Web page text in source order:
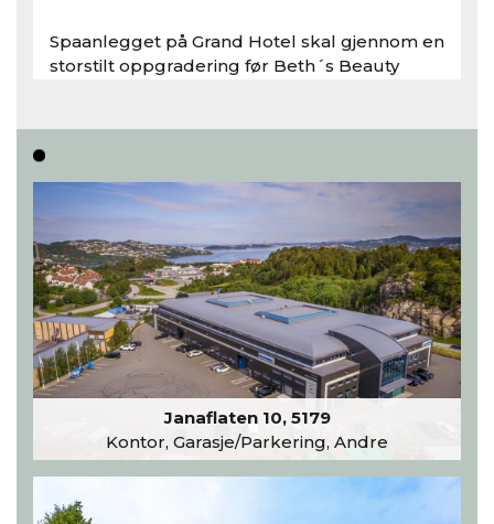
Spaanlegget på Grand Hotel skal gjennom en
storstilt oppgradering før Beth´s Beauty
Les hele artikkelen
Janaflaten 10, 5179
Kontor, Garasje/Parkering, Andre